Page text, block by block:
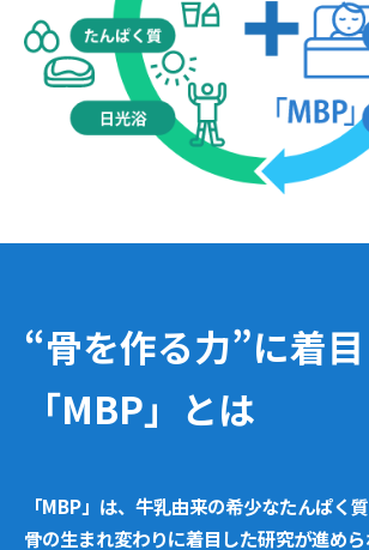
“骨を作る力”に着目
「MBP」とは
「MBP」は、牛乳由来の希少なたんぱく質
骨の生まれ変わりに着目した研究が進め